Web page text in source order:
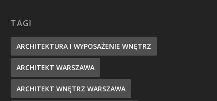
TAGI
ARCHITEKTURA I WYPOSAŻENIE WNĘTRZ
ARCHITEKT WARSZAWA
ARCHITEKT WNĘTRZ WARSZAWA